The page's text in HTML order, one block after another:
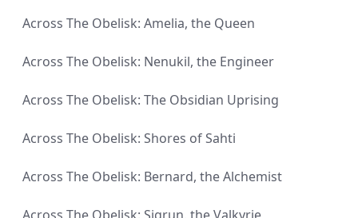
Across The Obelisk: Amelia, the Queen
Across The Obelisk: Nenukil, the Engineer
Across The Obelisk: The Obsidian Uprising
Across The Obelisk: Shores of Sahti
Across The Obelisk: Bernard, the Alchemist